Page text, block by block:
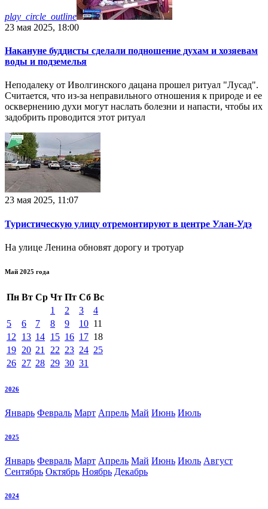
play_circle_outline
23 мая 2025, 18:00
Накануне буддисты сделали подношение духам и хозяевам
воды и подземелья
Неподалеку от Иволгинского дацана прошел ритуал "Лусад".
Считается, что из-за неправильного отношения к природе и ее
осквернению духи могут наслать болезни и напасти, чтобы их
задобрить проводится этот ритуал
23 мая 2025, 11:07
Туристическую улицу отремонтируют в центре Улан-Удэ
На улице Ленина обновят дорогу и тротуар
Май 2025 года
Пн Вт Ср Чт Пт Сб Вс
1
2 3
4
5
6 7 8 9 10 11
12
13 14 15 16 17 18
19 20 21 22 23 24 25
26 27 28 29 30 31
2026
Январь Февраль Март Апрель Май Июнь Июль
2025
Январь Февраль Март Апрель Май Июнь Июль Август
Сентябрь Октябрь Ноябрь Декабрь
2024